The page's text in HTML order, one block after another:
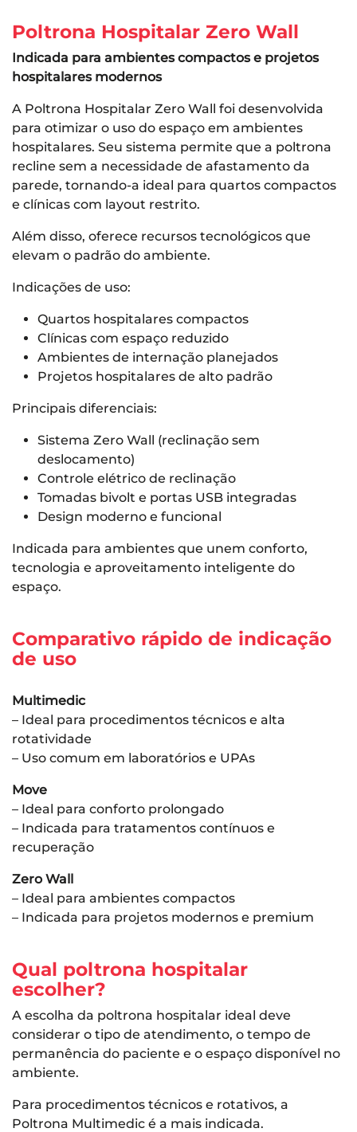
Poltrona Hospitalar Zero Wall
Indicada para ambientes compactos e projetos
hospitalares modernos
A Poltrona Hospitalar Zero Wall foi desenvolvida
para otimizar o uso do espaço em ambientes
hospitalares. Seu sistema permite que a poltrona
recline sem a necessidade de afastamento da
parede, tornando-a ideal para quartos compactos
e clínicas com layout restrito.
Além disso, oferece recursos tecnológicos que
elevam o padrão do ambiente.
Indicações de uso:
Quartos hospitalares compactos
Clínicas com espaço reduzido
Ambientes de internação planejados
Projetos hospitalares de alto padrão
Principais diferenciais:
Sistema Zero Wall (reclinação sem
deslocamento)
Controle elétrico de reclinação
Tomadas bivolt e portas USB integradas
Design moderno e funcional
Indicada para ambientes que unem conforto,
tecnologia e aproveitamento inteligente do
espaço.
Comparativo rápido de indicação
de uso
Multimedic
– Ideal para procedimentos técnicos e alta
rotatividade
– Uso comum em laboratórios e UPAs
Move
– Ideal para conforto prolongado
– Indicada para tratamentos contínuos e
recuperação
Zero Wall
– Ideal para ambientes compactos
– Indicada para projetos modernos e premium
Qual poltrona hospitalar
escolher?
A escolha da poltrona hospitalar ideal deve
considerar o tipo de atendimento, o tempo de
permanência do paciente e o espaço disponível no
ambiente.
Para procedimentos técnicos e rotativos, a
Poltrona Multimedic é a mais indicada.